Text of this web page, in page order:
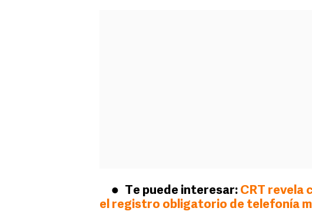
Te puede interesar: CRT revela
el registro obligatorio de telefonía